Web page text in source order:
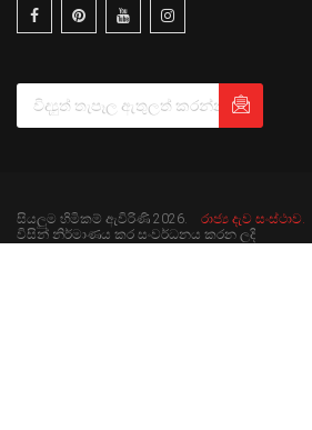
සියලුම හිමිකම් ඇවිරිණි 2026. රාජ්‍ය දැව සංස්ථාව.
විසින් නිර්මාණය කර සංවර්ධනය කරන ලදි